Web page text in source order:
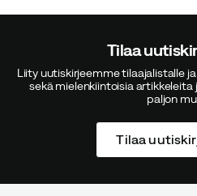
Tilaa
Liity uutiskirjeemme tilaajalistalle
sekä mielenkiintoisia artikkeleita
paljon
Tilaa